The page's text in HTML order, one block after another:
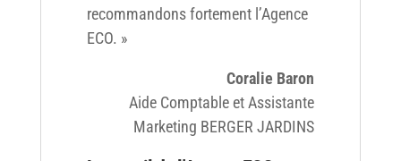
recommandons fortement l’Agence
ECO. »
Coralie Baron
Aide Comptable et Assistante
Marketing BERGER JARDINS